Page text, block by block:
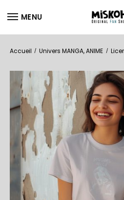
MENU
Accueil / Univers MANGA, ANIME /